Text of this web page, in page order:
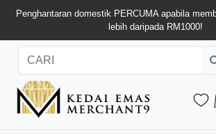
Penghantaran domestik PERCUMA apabila
lebih daripada RM1000!